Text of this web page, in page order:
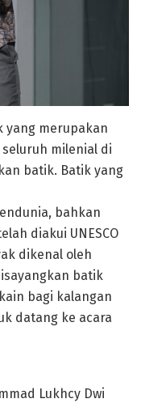
yang merupakan
milenial di
batik. Batik yang
bahkan
diakui UNESCO
dikenal oleh
batik
bagi kalangan
datang ke acara
Lukhcy Dwi